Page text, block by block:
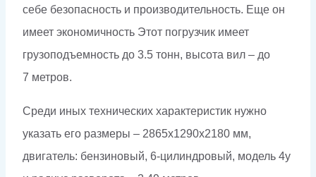
себе безопасность и производительность. Еще он
имеет экономичность Этот погрузчик имеет
грузоподъемность до 3.5 тонн, высота вил – до
7 метров.
Среди иных технических характеристик нужно
указать его размеры – 2865х1290х2180 мм,
двигатель: бензиновый, 6-цилиндровый, модель 4y